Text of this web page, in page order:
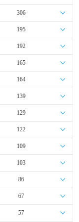
306
195
192
165
164
139
129
122
109
103
86
67
57